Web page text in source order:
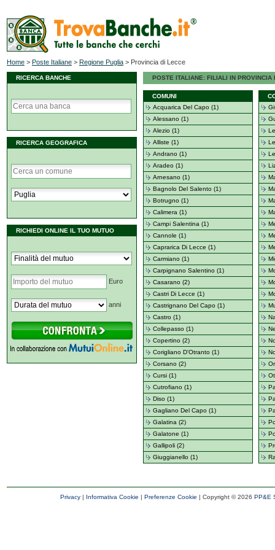
Home > Poste Italiane > Regione Puglia > Provincia di Lecce
RICERCA BANCHE
RICERCA GEOGRAFICA
RICHIEDI ONLINE IL TUO MUTUO
Euro
anni
POSTE ITALIANE: FILIALI IN PROVINCIA
COMUNI
Acquarica Del Capo (1)
Alessano (1)
Alezio (1)
Alliste (1)
Andrano (1)
Aradeo (1)
Arnesano (1)
Bagnolo Del Salento (1)
Botrugno (1)
Calimera (1)
Campi Salentina (1)
Cannole (1)
Caprarica Di Lecce (1)
Carmiano (1)
Carpignano Salentino (1)
Casarano (2)
Castri Di Lecce (1)
Castrignano Del Capo (1)
Castro (1)
Collepasso (1)
Copertino (2)
Corigliano D'Otranto (1)
Corsano (2)
Cursi (1)
Cutrofiano (1)
Diso (1)
Gagliano Del Capo (1)
Galatina (2)
Galatone (1)
Gallipoli (2)
Giuggianello (1)
Privacy| Informativa Cookie | Preferenze Cookie | Copyright ©2026 PP&E